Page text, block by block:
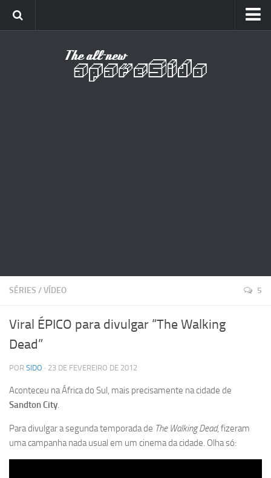
SÉRIES /VÍDEO 5
Viral ÉPICO para divulgar “The Walking
Dead”
POR SIDO · 23 DE FEVEREIRO DE 2012
Aconteceu na África do Sul, mais precisamente na cidade de
Sandton City.
Para divulgar a segunda temporada de The Walking Dead, fizeram
uma campanha nada usual em um cinema da cidade. Olha só: